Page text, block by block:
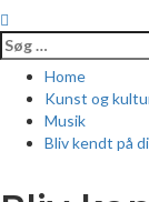
Søg
efter:
Home
Kunst og
Musik
Bliv kendt på